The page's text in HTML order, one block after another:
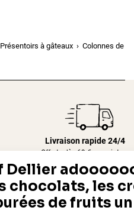
Présentoirs à gâteaux Colonnes de
Livraison rapide 24/48h
Offerte dès 69 € en point